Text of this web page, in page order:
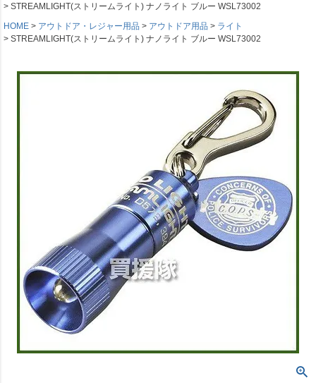
STREAMLIGHT(ストリームライト) ナノライト ブルー WSL73002
HOME
アウトドア・レジャー用品 アウトドア用品
ライト
STREAMLIGHT(ストリームライト) ナノライト ブルー WSL73002